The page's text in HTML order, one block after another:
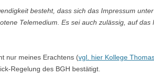
besteht, dass sich das Impressum
Telemedium. Es sei auch zulässig, auf
nur meines Erachtens (vgl. hier Kollege
Regelung des BGH bestätigt.